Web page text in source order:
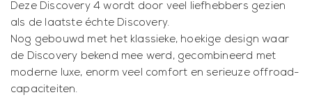
Deze Discovery 4 wordt door veel liefhebbers gezien
als de laatste échte Discovery.
Nog gebouwd met het klassieke, hoekige design waar
de Discovery bekend mee werd, gecombineerd met
moderne luxe, enorm veel comfort en serieuze offroad-
capaciteiten.